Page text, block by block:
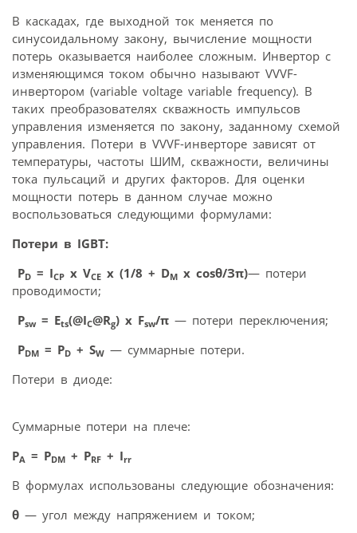
В каскадах, где выходной ток меняется по
синусоидальному закону, вычисление мощности
потерь оказывается наиболее сложным. Инвертор с
изменяющимся током обычно называют VVVF-
инвертором (variable voltage variable frequency). В
таких преобразователях скважность импульсов
управления изменяется по закону, заданному схемой
управления. Потери в VVVF-инверторе зависят от
температуры, частоты ШИМ, скважности, величины
тока пульсаций и других факторов. Для оценки
мощности потерь в данном случае можно
воспользоваться следующими формулами:
Потери в IGBT:
PD = ICP x VCE x (1/8 + DM x cosθ/Зπ)— потери
проводимости;
Psw= Ets(@IC@Rg) x Fsw/π — потери переключения;
PDM = PD + SW — суммарные потери.
Потери в диоде:
Суммарные потери на плече:
PA = PDM + PRF + Irr
В формулах использованы следующие обозначения:
θ — угол между напряжением и током;